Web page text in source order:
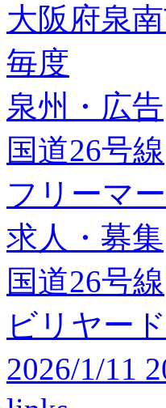
大阪府泉
毎度
泉州・広告
国道26号線
フリーマ
求人・募集
国道26号線
ビリヤー
2026/1/11